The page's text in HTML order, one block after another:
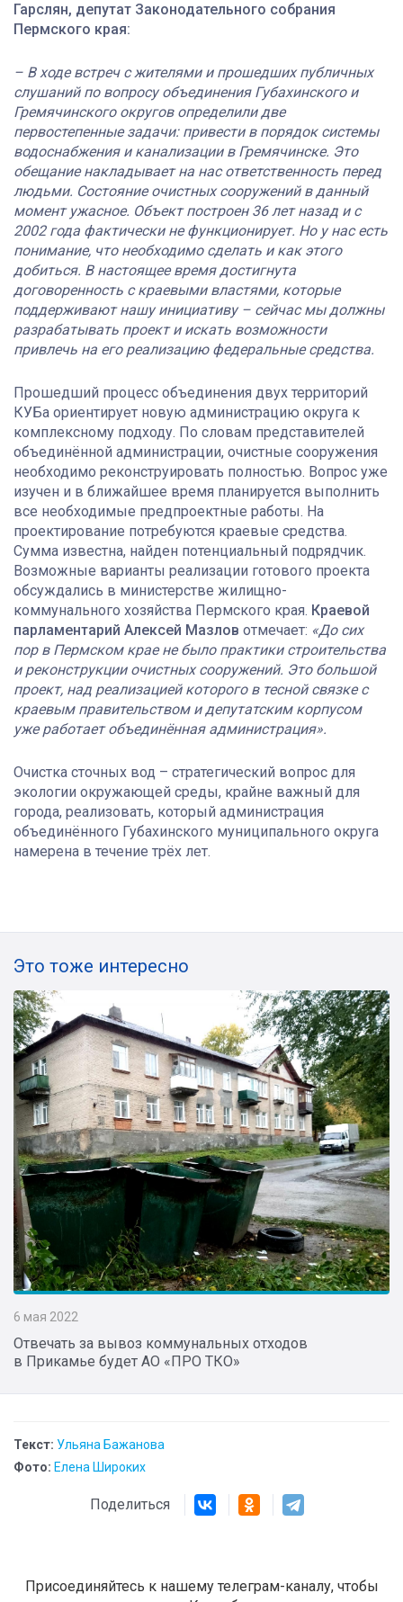
Гарслян, депутат Законодательного собрания
Пермского края:
– В ходе встреч с жителями и прошедших публичных
слушаний по вопросу объединения Губахинского и
Гремячинского округов определили две
первостепенные задачи: привести в порядок системы
водоснабжения и канализации в Гремячинске. Это
обещание накладывает на нас ответственность перед
людьми. Состояние очистных сооружений в данный
момент ужасное. Объект построен 36 лет назад и с
2002 года фактически не функционирует. Но у нас есть
понимание, что необходимо сделать и как этого
добиться. В настоящее время достигнута
договоренность с краевыми властями, которые
поддерживают нашу инициативу – сейчас мы должны
разрабатывать проект и искать возможности
привлечь на его реализацию федеральные средства.
Прошедший процесс объединения двух территорий
КУБа ориентирует новую администрацию округа к
комплексному подходу. По словам представителей
объединённой администрации, очистные сооружения
необходимо реконструировать полностью. Вопрос уже
изучен и в ближайшее время планируется выполнить
все необходимые предпроектные работы. На
проектирование потребуются краевые средства.
Сумма известна, найден потенциальный подрядчик.
Возможные варианты реализации готового проекта
обсуждались в министерстве жилищно-
коммунального хозяйства Пермского края. Краевой
парламентарий Алексей Мазлов отмечает: «До сих
пор в Пермском крае не было практики строительства
и реконструкции очистных сооружений. Это большой
проект, над реализацией которого в тесной связке с
краевым правительством и депутатским корпусом
уже работает объединённая администрация».
Очистка сточных вод – стратегический вопрос для
экологии окружающей среды, крайне важный для
города, реализовать, который администрация
объединённого Губахинского муниципального округа
намерена в течение трёх лет.
Это тоже интересно
6 мая 2022
Отвечать за вывоз коммунальных отходов
в Прикамье будет АО «ПРО ТКО»
Текст: Ульяна Бажанова
Фото: Елена Широких
Поделиться
Присоединяйтесь к нашему телеграм-каналу, чтобы